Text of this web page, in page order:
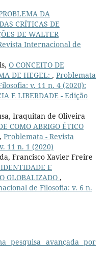
DA
CRÍTICAS DE
DE WALTER
Internacional de
O CONCEITO DE
DE HEGEL: , Problemata
v. 11 n. 4 (2020):
E LIBERDADE - Edição
Iraquitan de Oliveira
COMO ABRIGO ÉTICO
, Problemata - Revista
11 n. 1 (2020)
Francisco Xavier Freire
E
GLOBALIZADO ,
de Filosofia: v. 6 n.
pesquisa avançada por